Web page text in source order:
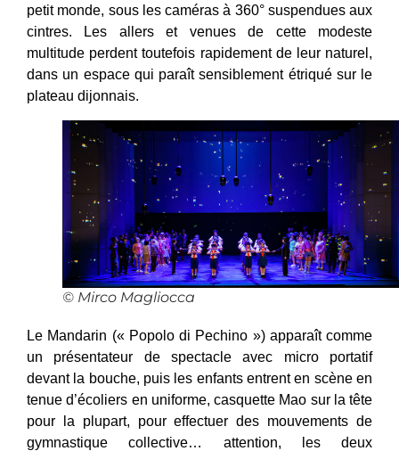
petit monde, sous les caméras à 360° suspendues aux
cintres. Les allers et venues de cette modeste
multitude perdent toutefois rapidement de leur naturel,
dans un espace qui paraît sensiblement étriqué sur le
plateau dijonnais.
© Mirco Magliocca
Le Mandarin (« Popolo di Pechino ») apparaît comme
un présentateur de spectacle avec micro portatif
devant la bouche, puis les enfants entrent en scène en
tenue d’écoliers en uniforme, casquette Mao sur la tête
pour la plupart, pour effectuer des mouvements de
gymnastique collective… attention, les deux